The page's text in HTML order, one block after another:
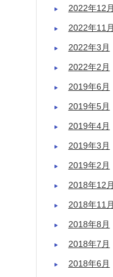
2022年12月
2022年11月
2022年3月
2022年2月
2019年6月
2019年5月
2019年4月
2019年3月
2019年2月
2018年12月
2018年11月
2018年8月
2018年7月
2018年6月